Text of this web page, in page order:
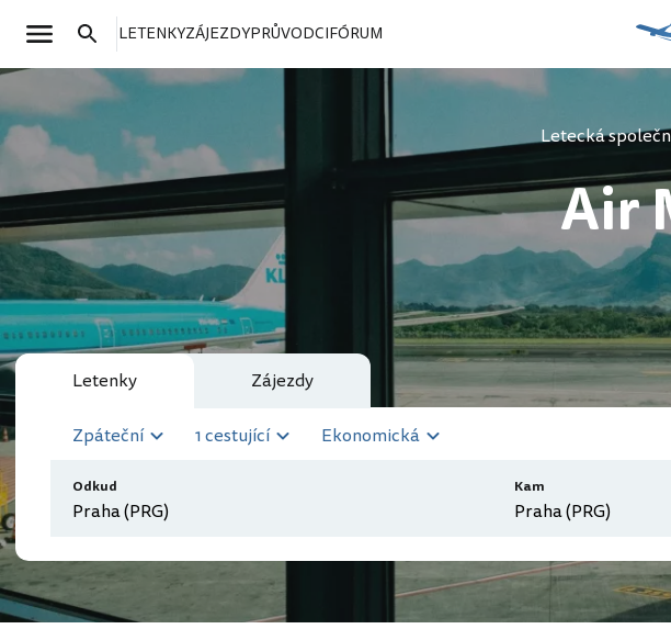
LETENKYZÁJEZDYPRŮVODCIFÓRUM
Letecká
Air
Letenky Zájezdy
Zpáteční 1 cestující Ekonomická
Odkud Kam